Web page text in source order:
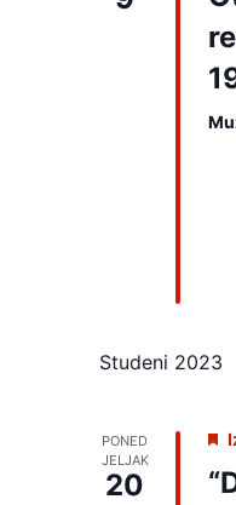
Studeni 2023
PONED
JELJAK
20